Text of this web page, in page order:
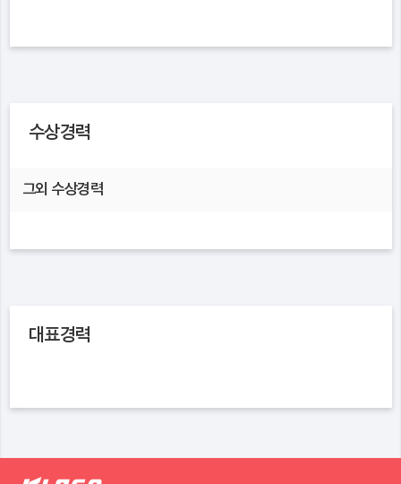
수상경력
그외 수상경력
대표경력